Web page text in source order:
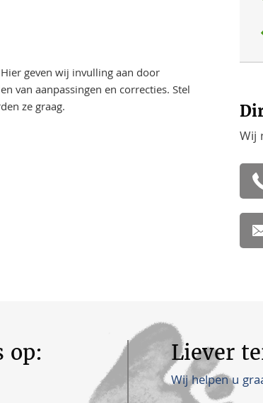
geven wij invulling aan door
van aanpassingen en correcties. Stel
ze graag.
Wij
op: Liever
Wij helpen u